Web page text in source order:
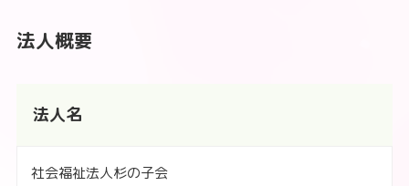
法人概要
法人名
社会福祉法人杉の子会